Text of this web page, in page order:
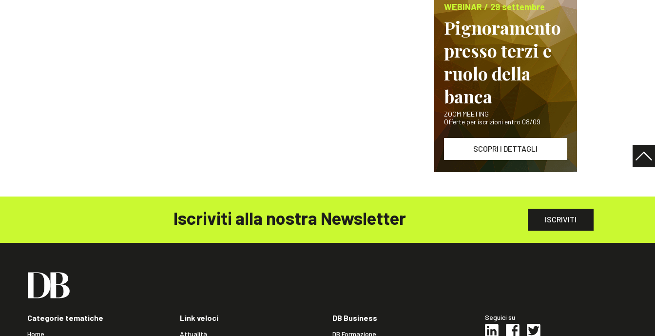
WEBINAR / 29 settembre
Pignoramento
presso terzi e
ruolo della
banca
ZOOM MEETING
Offerte per iscrizioni entro 08/09
SCOPRI I DETTAGLI
Iscriviti alla nostra Newsletter ISCRIVITI
Categorie tematiche
Home
Link veloci
Attualità
DB Business
DB Formazione
Seguici su